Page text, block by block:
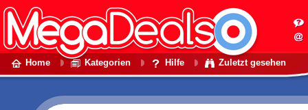
Home Kategorien Hilfe Zuletzt gesehen